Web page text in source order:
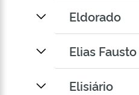
Eldorado
Elias Fausto
Elisiário